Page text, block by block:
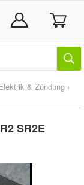
& Zündung ›
SR2E